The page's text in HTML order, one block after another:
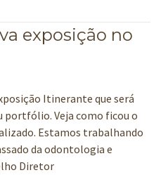
exposição no
Itinerante que será
portfólio. Veja como ficou o
Estamos trabalhando
da odontologia e
Diretor